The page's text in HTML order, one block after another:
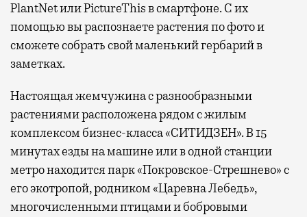
PlantNet или PictureThis в смартфоне. С их
помощью вы распознаете растения по фото и
сможете собрать свой маленький гербарий в
заметках.
Настоящая жемчужина с разнообразными
растениями расположена рядом с жилым
комплексом бизнес-класса «СИТИДЗЕН». В 15
минутах езды на машине или в одной станции
метро находится парк «Покровское-Стрешнево» с
его экотропой, родником «Царевна Лебедь»,
многочисленными птицами и бобровыми